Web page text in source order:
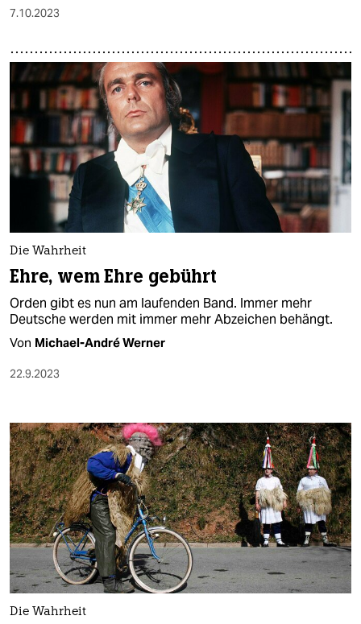
7.10.2023
Die Wahrheit
Ehre, wem Ehre gebührt
Orden gibt es nun am laufenden Band. Immer mehr
Deutsche werden mit immer mehr Abzeichen behängt.
Von Michael-André Werner
22.9.2023
Die Wahrheit